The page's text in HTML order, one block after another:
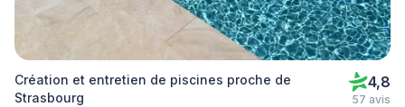
Création et entretien de piscines proche de
Strasbourg
4,8
57 avis